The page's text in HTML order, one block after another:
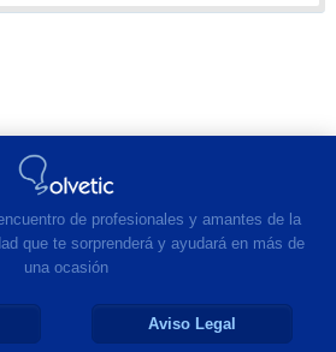
de profesionales y amantes de la
que te sorprenderá y ayudará en más de
una ocasión
Aviso Legal